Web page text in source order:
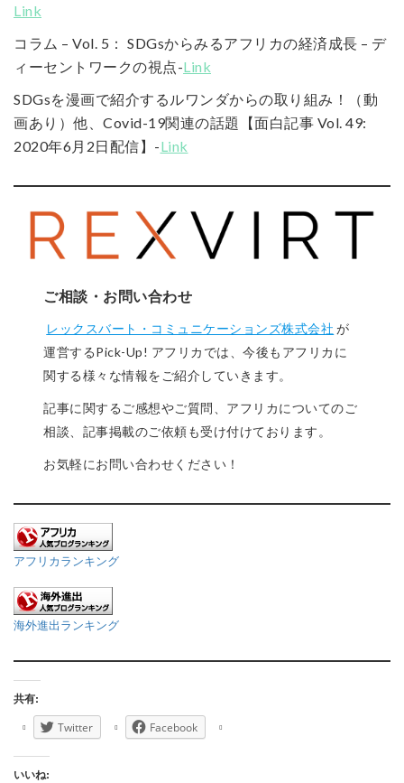
Link
コラム – Vol. 5： SDGsからみるアフリカの経済成長 – デ
ィーセントワークの視点-Link
SDGsを漫画で紹介するルワンダからの取り組み！（動
画あり）他、Covid-19関連の話題【面白記事 Vol. 49:
2020年6月2日配信】-Link
ご相談・お問い合わせ
レックスバート・コミュニケーションズ株式会社 が
運営するPick-Up! アフリカでは、今後もアフリカに
関する様々な情報をご紹介していきます。
記事に関するご感想やご質問、アフリカについてのご
相談、記事掲載のご依頼も受け付けております。
お気軽にお問い合わせください！
アフリカランキング
海外進出ランキング
共有:
Twitter Facebook
いいね: